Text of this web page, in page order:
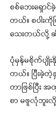
စစ်ဘေးရှောင်
တယ်။ စပါးကို
သေးတယ်လို့
ပုံမှန်မစိုက်ပျိုး
တယ်။ ပြီးခဲ့တဲ့
တာဖြစ်ပြီး
စာ မဖူလုံဘူးလို့